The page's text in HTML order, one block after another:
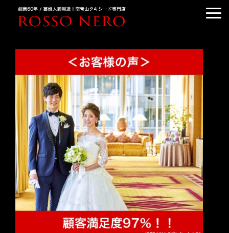
TUXEDO RENTAL
TUXEDO RANKING
KIMONO DRESS
CUSTOMER'S VOICE
COLUMN &BLOG
ABOUT US
ACCESS